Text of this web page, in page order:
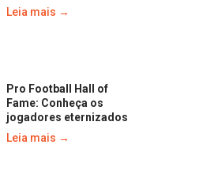
Leia mais →
Pro Football Hall of
Fame: Conheça os
jogadores eternizados
Leia mais →